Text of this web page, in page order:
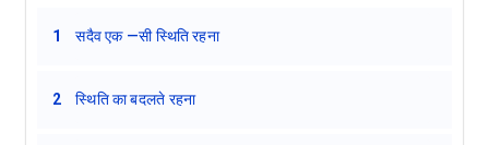
1 सदैव एक —सी स्थिति रहना
2 स्थिति का बदलते रहना